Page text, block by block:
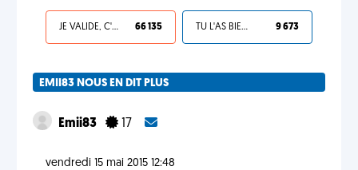
JE VALIDE, C'EST UNE VDM 66 135 TU L'AS BIEN MÉRITÉ 9 673
EMII83 NOUS EN DIT PLUS
Emii83 17
vendredi 15 mai 2015 12:48